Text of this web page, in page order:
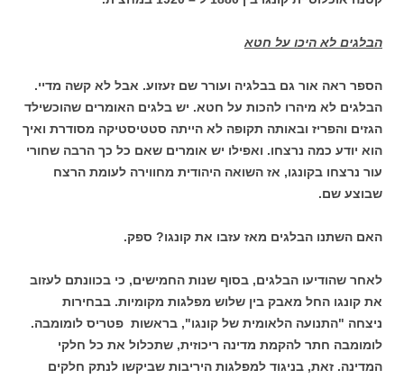
הבלגים לא היכו על חטא
הספר ראה אור גם בבלגיה ועורר שם זעזוע. אבל לא קשה מדיי.
הבלגים לא מיהרו להכות על חטא. יש בלגים האומרים שהוכשילד
הגזים והפריז ובאותה תקופה לא הייתה סטטיסטיקה מסודרת ואיך
הוא יודע כמה נרצחו. ואפילו יש אומרים שאם כל כך הרבה שחורי
עור נרצחו בקונגו, אז השואה היהודית מחווירה לעומת הרצח
שבוצע שם.
האם השתנו הבלגים מאז עזבו את קונגו? ספק.
לאחר שהודיעו הבלגים, בסוף שנות החמישים, כי בכוונתם לעזוב
את קונגו החל מאבק בין שלוש מפלגות מקומיות. בבחירות
ניצחה "התנועה הלאומית של קונגו", בראשות פטריס לומומבה.
לומומבה חתר להקמת מדינה ריכוזית, שתכלול את כל חלקי
המדינה. זאת, בניגוד למפלגות היריבות שביקשו לנתק חלקים